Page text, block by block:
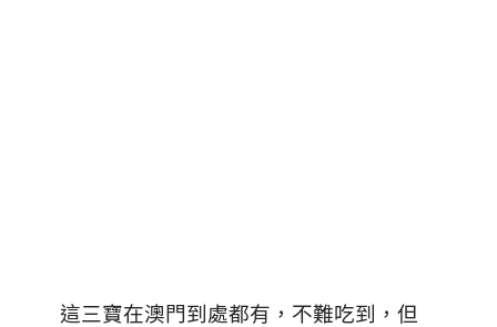
這三寶在澳門到處都有，不難吃到，但